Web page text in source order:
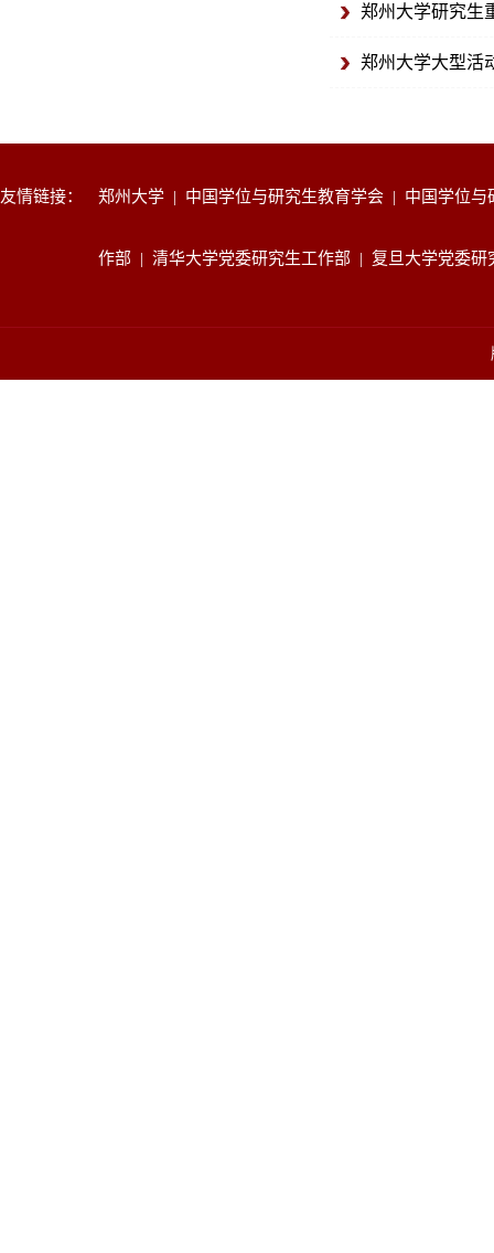
郑州大学研究生
郑州大学大型活
友情链接： 郑州大学 | 中国学位与研究生教育学会 | 中国学位
作部 |清华大学党委研究生工作部 | 复旦大学党委